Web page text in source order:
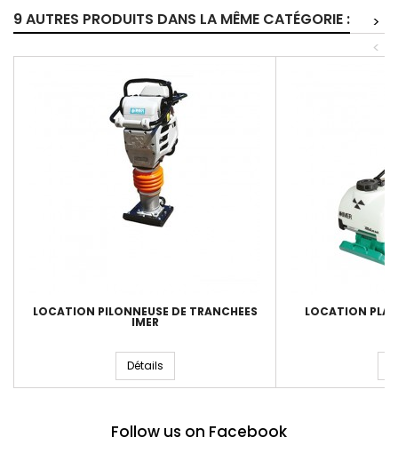
9 AUTRES PRODUITS DANS LA MÊME CATÉGORIE :
>
<
LOCATION PILONNEUSE DE TRANCHÉES
IMER
Détails
LOCATION
Follow us on Facebook